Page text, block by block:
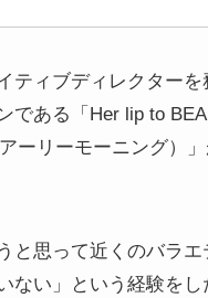
ティブディレクター
である「Her lip to
アーリーモーニング）
と思って近くのバラ
ない」という経験を